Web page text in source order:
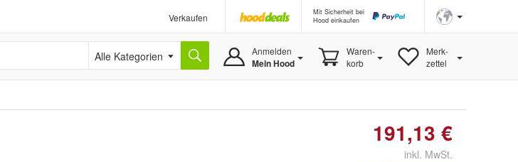
Verkaufen
Mit Sicherheit bei
Hood einkaufen
Alle Kategorien Anmelden
Mein Hood
Waren-
korb
Merk-
zettel
191,13 €
inkl. MwSt.